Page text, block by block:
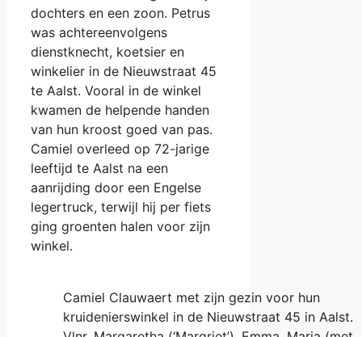
dochters en een zoon. Petrus
was achtereenvolgens
dienstknecht, koetsier en
winkelier in de Nieuwstraat 45
te Aalst. Vooral in de winkel
kwamen de helpende handen
van hun kroost goed van pas.
Camiel overleed op 72-jarige
leeftijd te Aalst na een
aanrijding door een Engelse
legertruck, terwijl hij per fiets
ging groenten halen voor zijn
winkel.
Camiel Clauwaert met zijn gezin voor hun
kruidenierswinkel in de Nieuwstraat 45 in Aalst.